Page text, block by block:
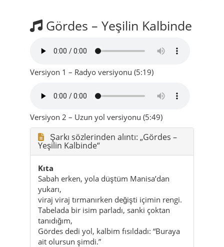
Gördes – Yeşilin Kalbinde
Versiyon 1 – Radyo versiyonu (5:19)
Versiyon 2 – Uzun yol versiyonu (5:49)
Şarkı sözlerinden alıntı: „Gördes –
Yeşilin Kalbinde“
Kıta
Sabah erken, yola düştüm Manisa’dan
yukarı,
viraj viraj tırmanırken değişti içimin rengi.
Tabelada bir isim parladı, sanki çoktan
tanıdığım,
Gördes dedi yol, kalbim fısıldadı: “Buraya
ait olursun şimdi.”